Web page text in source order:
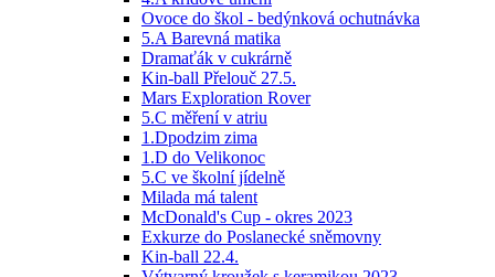
Ovoce do škol - bedýnková ochutnávka
5.A Barevná matika
Dramaťák v cukrárně
Kin-ball Přelouč 27.5.
Mars Exploration Rover
5.C měření v atriu
1.Dpodzim zima
1.D do Velikonoc
5.C ve školní jídelně
Milada má talent
McDonald's Cup - okres 2023
Exkurze do Poslanecké sněmovny
Kin-ball 22.4.